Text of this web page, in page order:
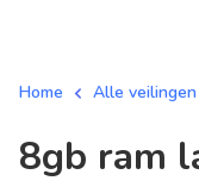
Home Alle veilingen
8gb ram laptop /